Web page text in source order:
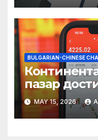
BULGARIAN-CHINESE
пазар
връх
MAY 15, 2026